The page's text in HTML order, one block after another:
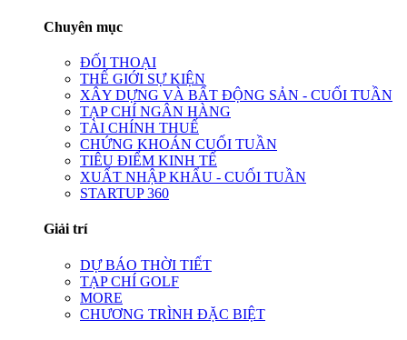
Chuyên mục
ĐỐI THOẠI
THẾ GIỚI SỰ KIỆN
XÂY DỰNG VÀ BẤT ĐỘNG SẢN - CUỐI TUẦN
TẠP CHÍ NGÂN HÀNG
TÀI CHÍNH THUẾ
CHỨNG KHOÁN CUỐI TUẦN
TIÊU ĐIỂM KINH TẾ
XUẤT NHẬP KHẨU - CUỐI TUẦN
STARTUP 360
Giải trí
DỰ BÁO THỜI TIẾT
TẠP CHÍ GOLF
MORE
CHƯƠNG TRÌNH ĐẶC BIỆT